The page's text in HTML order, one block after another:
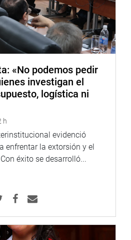
65, programa Juntos, Contigo
sobre becas (PRONABEC)
«No podemos pedir
investigan el
logística ni
h
evidenció
enfrentar la extorsión y el
éxito se desarrolló...